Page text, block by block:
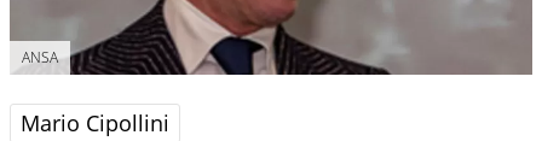
ANSA
Mario Cipollini